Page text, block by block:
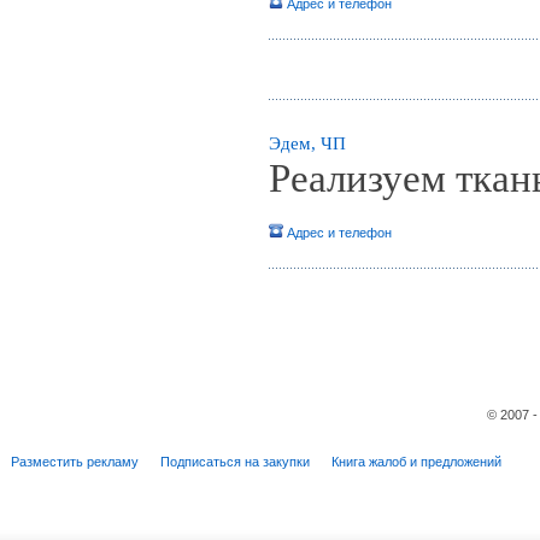
Адрес и телефон
Эдем, ЧП
Реализуем
Адрес и телефон
© 2007
Разместить рекламу Подписаться на закупки Книга жалоб и предложений